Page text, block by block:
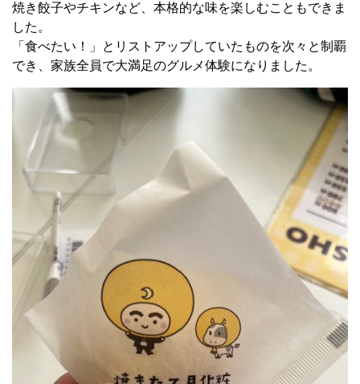
焼き餃子やチキンなど、本格的な味を楽しむこともできま
した。
「食べたい！」とリストアップしていたものを次々と制覇
でき、家族全員で大満足のグルメ体験になりました。